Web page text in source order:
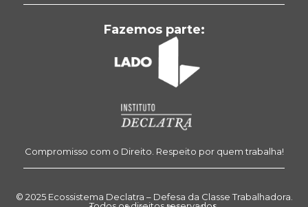
Fazemos parte:
Compromisso com o Direito. Respeito por quem trabalha!
© 2025 Ecossistema Declatra – Defesa da Classe Trabalhadora.